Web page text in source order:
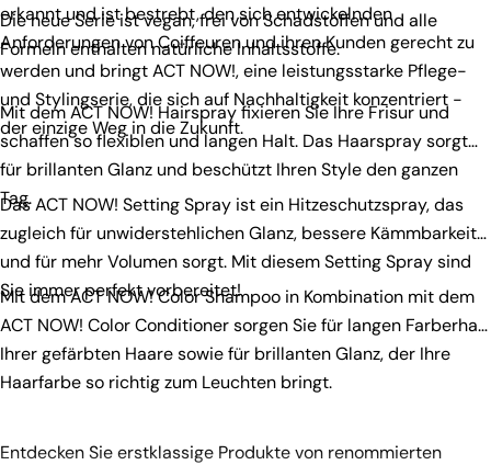
erkannt und ist bestrebt, den sich entwickelnden
Anforderungen von Coiffeuren und ihren Kunden gerecht zu
werden und bringt ACT NOW!, eine leistungsstarke Pflege-
und Stylingserie, die sich auf Nachhaltigkeit konzentriert -
der einzige Weg in die Zukunft.
Die neue Serie ist vegan, frei von Schadstoffen und alle
Formeln enthalten natürliche Inhaltsstoffe.
Mit demACT NOW! Hairsprayfixieren Sie Ihre Frisur und
schaffen so flexiblen und langen Halt. Das Haarspray sorgt
für brillanten Glanz und beschützt Ihren Style den ganzen
Tag.
DasACT NOW! Setting Spray ist ein Hitzeschutzspray, das
zugleich für unwiderstehlichen Glanz, bessere Kämmbarkeit
und für mehr Volumen sorgt. Mit diesem Setting Spray sind
Sie immer perfekt vorbereitet!
Mit demACT NOW! Color Shampoo in Kombination mit dem
ACT NOW! Color Conditionersorgen Sie für langen Farberhalt
Ihrer gefärbten Haare sowie für brillanten Glanz, der Ihre
Haarfarbe so richtig zum Leuchten bringt.
Entdecken Sie erstklassige Produkte von renommierten